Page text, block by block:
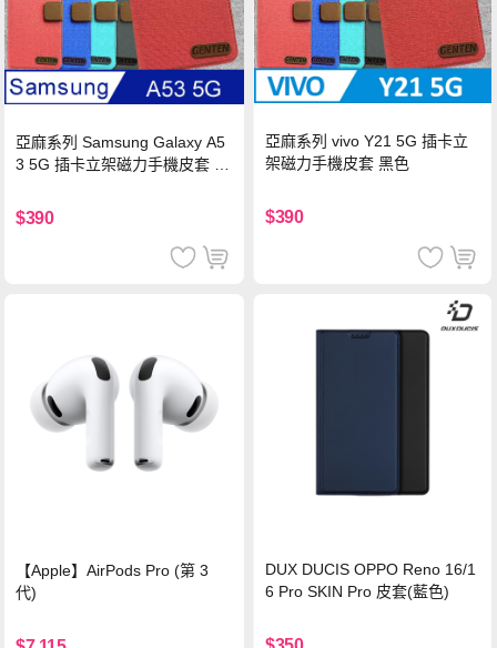
亞麻系列 Samsung Galaxy A5
3 5G 插卡立架磁力手機皮套 藍
$390
亞麻系列 vivo Y21 5G 插卡立
架磁力手機皮套 黑色
$390
【Apple】AirPods Pro (第 3
代)
DUX DUCIS OPPO Reno 16/1
6 Pro SKIN Pro 皮套(藍色)